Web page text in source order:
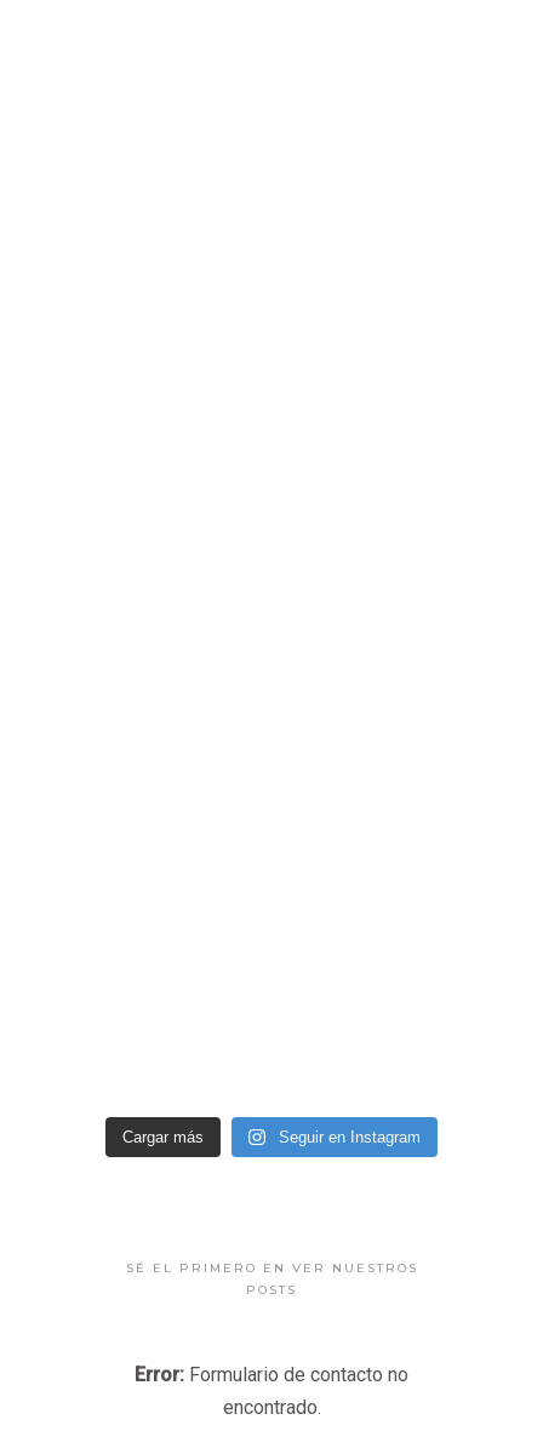
Cargar más Seguir en Instagram
SÉ EL PRIMERO EN VER NUESTROS
POSTS
Error: Formulario de contacto no
encontrado.